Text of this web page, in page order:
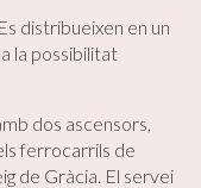
distribueixen en un
la possibilitat
dos ascensors,
ferrocarrils de
de Gràcia. El servei
per recopilar
nostres serveis.
de la instal·lació
de configurar el
que siguin
de tenir en
dificultats de